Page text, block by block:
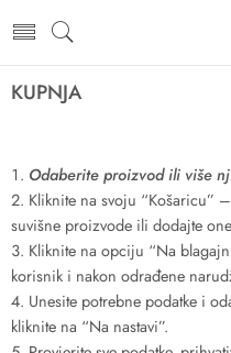
KUPNJA
Odaberite proizvod ili više
Kliknite na svoju “Košaricu”
suvišne proizvode ili dodajte
Kliknite na opciju “Na
korisnik i nakon odrađene
Unesite potrebne podatke i
kliknite na “Na nastavi”.